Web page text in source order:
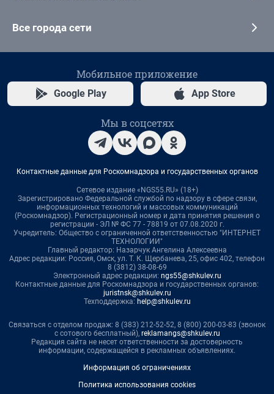
Все города сети
Мобильное приложение
Google Play App Store
Мы в соцсетях
Контактные данные для Роскомнадзора и государственных органов
Сетевое издание «NGS55.RU» (18+)
Зарегистрировано Федеральной службой по надзору в сфере связи,
информационных технологий и массовых коммуникаций
(Роскомнадзор). Регистрационный номер и дата принятия решения о
регистрации - ЭЛ № ФС 77 - 78819 от 07.08.2020 г.
Учредитель: Общество с ограниченной ответственностью "ИНТЕРНЕТ
ТЕХНОЛОГИИ"
Главный редактор: Назарчук Ангелина Алексеевна
Адрес редакции: Россия, Омск, ул. Т. К. Щербанева, 25, офис 402, телефон
8 (3812) 38-08-69
Электронный адрес редакции: ngs55@shkulev.ru
Контактные данные для Роскомнадзора и государственных органов:
juristnsk@shkulev.ru
Техподдержка: help@shkulev.ru
Связаться с отделом продаж: 8 (383) 212-52-52, 8 (800) 200-03-83 (звонок
с сотового бесплатный), reklamangs@shkulev.ru
Редакция сайта не несет ответственности за достоверность
информации, содержащейся в рекламных объявлениях.
Информация об ограничениях
Политика использования cookies